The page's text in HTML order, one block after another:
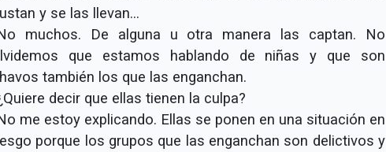
y se las llevan...
muchos. De alguna u otra manera las captan. No
que estamos hablando de niñas y que son
también los que las enganchan.
decir que ellas tienen la culpa?
me estoy explicando. Ellas se ponen en una situación en
porque los grupos que las enganchan son delictivos y